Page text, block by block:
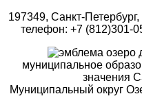
197349, Санкт-
телефон: +7 (812)301-
муниципальное
значения
Муниципальный округ